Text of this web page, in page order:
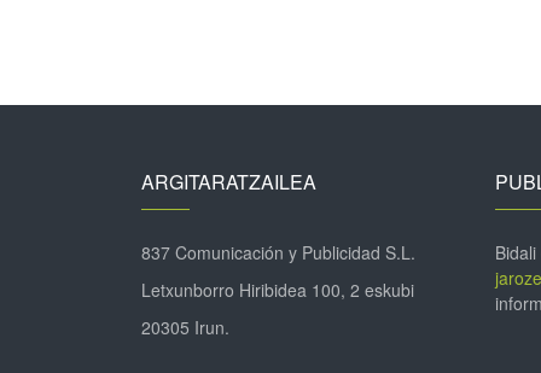
ARGITARATZAILEA
837 Comunicación y Publicidad S.L.
Letxunborro Hiribidea 100, 2 eskubi
20305 Irun.